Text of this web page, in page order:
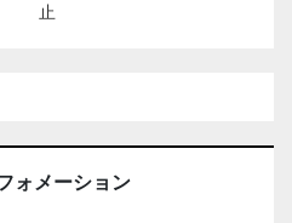
止
ォメーション